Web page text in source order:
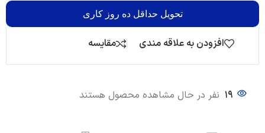
تحویل حداقل ده روز کاری
افزودن به علاقه مندی مقایسه
19 نفر در حال مشاهده محصول هستند